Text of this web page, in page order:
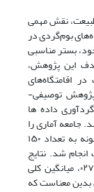
طبیعت، نقش مهمی
بوم‌گردی در
بستر مناسبی
این پژوهش،
اقامتگاه‌های
توصیفی-
داده ها
جامعه آماری را
گردشگران در دسترس تشکیل داده که حجم نمونه به تعداد ۱۵۰
شد. نتایج
آزمون دوجمله ای نشان داد با مقدار معناداری ۰۲۷/۰، میانگین کلی
برابر ۹۱۱/۲ بوده و این بدین معناست که